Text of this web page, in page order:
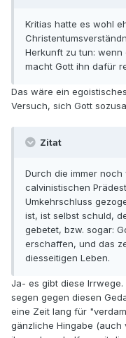
Kritias hatte es wohl
Herkunft zu tun: wenn
macht Gott ihn dafür
Das wäre ein
Versuch, sich Gott
Zitat
Durch die immer
calvinistischen
Umkehrschluss
ist, ist selbst schuld,
gebetet, bzw. sogar:
erschaffen, und das
diesseitigen Leben.
Ja- es gibt diese
segen gegen diesen
eine Zeit lang für
gänzliche Hingabe (auch